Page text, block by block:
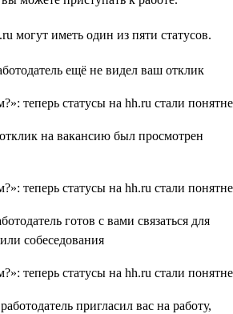
могут иметь один из пяти статусов.
ещё не видел ваш отклик
на вакансию был просмотрен
готов с вами связаться для
собеседования
работодатель пригласил вас на работу,